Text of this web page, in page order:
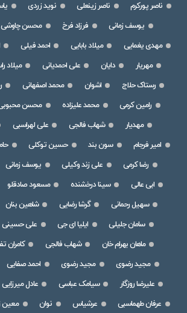
ناصر پورکرم
ناصر زینعلی نوید زردی
یوسف زمانی
فرزاد فرخ محسن چاوشی
مهدی یغمایی
میلاد بابایی احمد فیلی
مهریار
دایان علی احمدیانی میلاد
رستاک حلاج
اشوان محمد اصفهانی
رامین کرمی
محمد علیزاده محسن
مهدیار
شهاب فالجی علی لهراسبی
امیر فرجام
سون بند حسین توکلی
رضا کرمی
علی زند وکیلی یوسف زمانی
ابی عالی
سینا درخشنده مسعود صادقلو
سهیل رحمانی
گرشا رضایی شاهین بنان
سامان جلیلی
ایلیا ای جی علی حسینی
ماهان بهرام خان
شهاب فالجی کامران
مجید رضوی
مجید رضوی احمد صفایی
علیرضا روزگار
سیامک عباسی عادل میرزایی
عرفان طهماسبی
عرشیاس نوان معین